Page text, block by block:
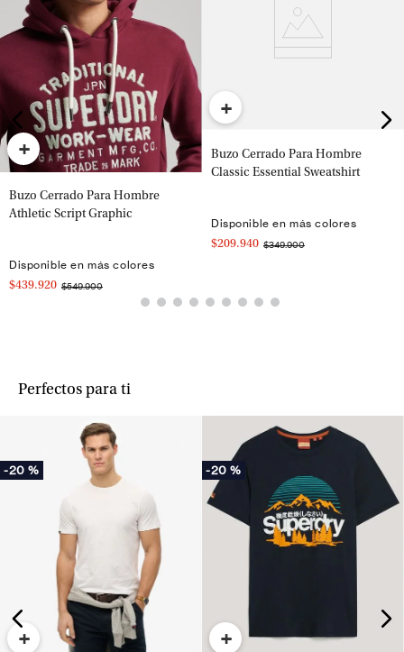
+
Buzo Cerrado Para Hombre
Athletic Script Graphic
Disponible en más colores
$439.920 $549.900
+
Buzo Cerrado Para Hombre
Classic Essential Sweatshirt
Disponible en más colores
$209.940 $349.900
Perfectos para ti
-20 %
+
-20 %
+